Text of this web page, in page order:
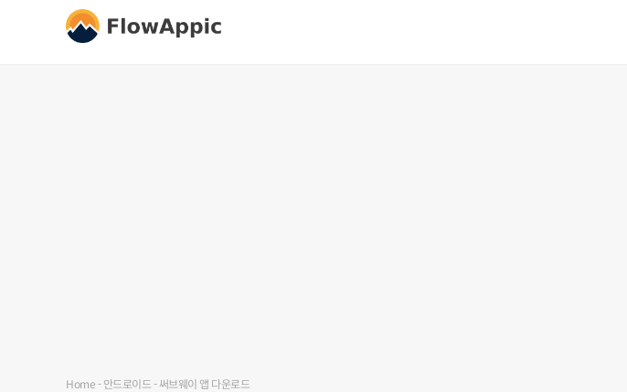
Home-안드로이드-써브웨이 앱 다운로드